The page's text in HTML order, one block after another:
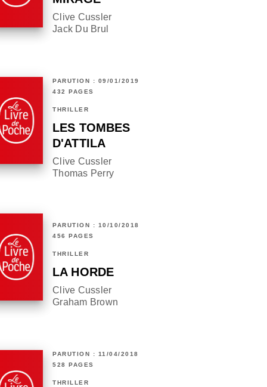
Clive Cussler
Jack Du Brul
PARUTION : 09/01/2019
432 PAGES
THRILLER
LES TOMBES
D'ATTILA
Clive Cussler
Thomas Perry
PARUTION : 10/10/2018
456 PAGES
THRILLER
LA HORDE
Clive Cussler
Graham Brown
PARUTION : 11/04/2018
528 PAGES
THRILLER